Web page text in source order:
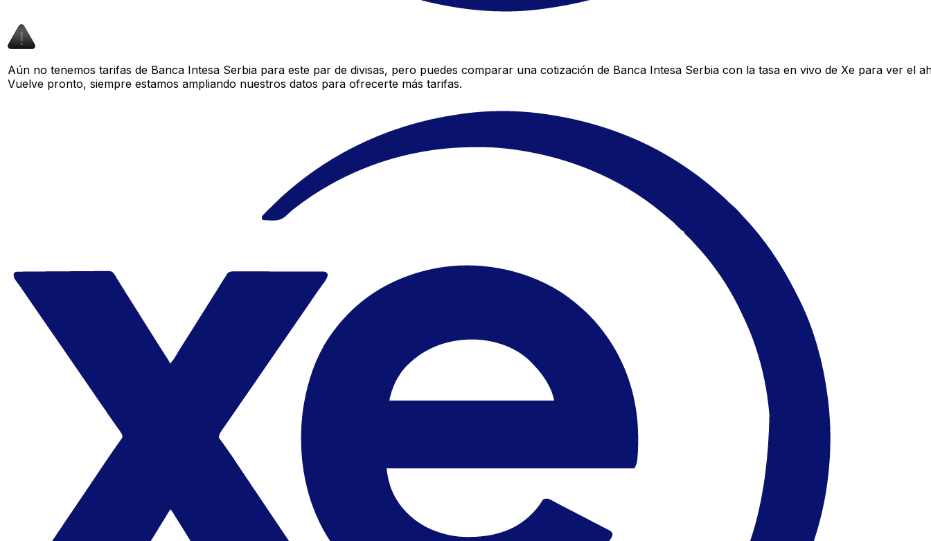
Aún no tenemos tarifas de Banca Intesa Serbia para este par de divisas, pero puedes comparar una cotización de Banca Intesa Serbia con la tasa en vivo de Xe para ver el
Vuelve pronto, siempre estamos ampliando nuestros datos para ofrecerte más tarifas.